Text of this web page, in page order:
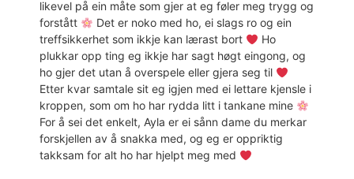
likevel på ein måte som gjer at eg føler meg trygg og
forstått
Det er noko med ho, ei slags ro og ein
treffsikkerhet som ikkje kan lærast bort
Ho
plukkar opp ting eg ikkje har sagt høgt eingong, og
ho gjer det utan å overspele eller gjera seg til
Etter kvar samtale sit eg igjen med ei lettare kjensle i
kroppen, som om ho har rydda litt i tankane mine
For å sei det enkelt, Ayla er ei sånn dame du merkar
forskjellen av å snakka med, og eg er oppriktig
takksam for alt ho har hjelpt meg med